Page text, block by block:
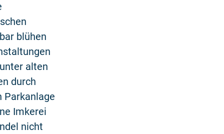
blühen
alten
durch
Parkanlage
Imkerei
nicht